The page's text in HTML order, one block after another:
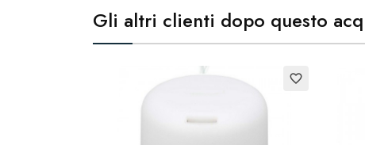
Gli altri clienti dopo questo
favorite_border